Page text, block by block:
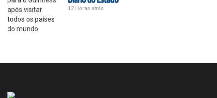
12 Horas atrás